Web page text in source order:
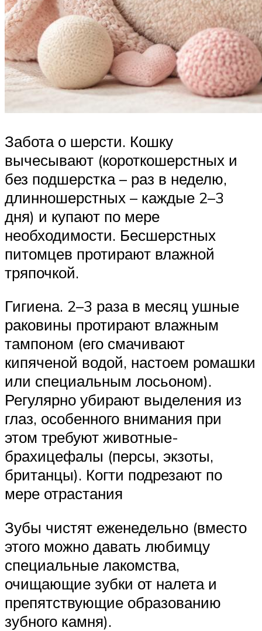
Забота о шерсти. Кошку
вычесывают (короткошерстных и
без подшерстка – раз в неделю,
длинношерстных – каждые 2–3
дня) и купают по мере
необходимости. Бесшерстных
питомцев протирают влажной
тряпочкой.
Гигиена. 2–3 раза в месяц ушные
раковины протирают влажным
тампоном (его смачивают
кипяченой водой, настоем ромашки
или специальным лосьоном).
Регулярно убирают выделения из
глаз, особенного внимания при
этом требуют животные-
брахицефалы (персы, экзоты,
британцы). Когти подрезают по
мере отрастания
Зубы чистят еженедельно (вместо
этого можно давать любимцу
специальные лакомства,
очищающие зубки от налета и
препятствующие образованию
зубного камня).